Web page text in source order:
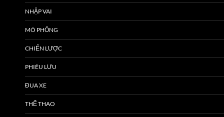
NHẬP VAI
MÔ PHỎNG
CHIẾN LƯỢC
PHIÊU LƯU
ĐUA XE
THỂ THAO